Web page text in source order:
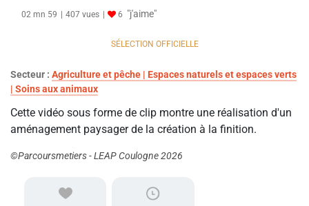
02 mn 59 407 vues 6 "j'aime"
SÉLECTION OFFICIELLE
Secteur : Agriculture et pêche | Espaces naturels et espaces verts
| Soins aux animaux
Cette vidéo sous forme de clip montre une réalisation d'un
aménagement paysager de la création à la finition.
©Parcoursmetiers - LEAP Coulogne 2026